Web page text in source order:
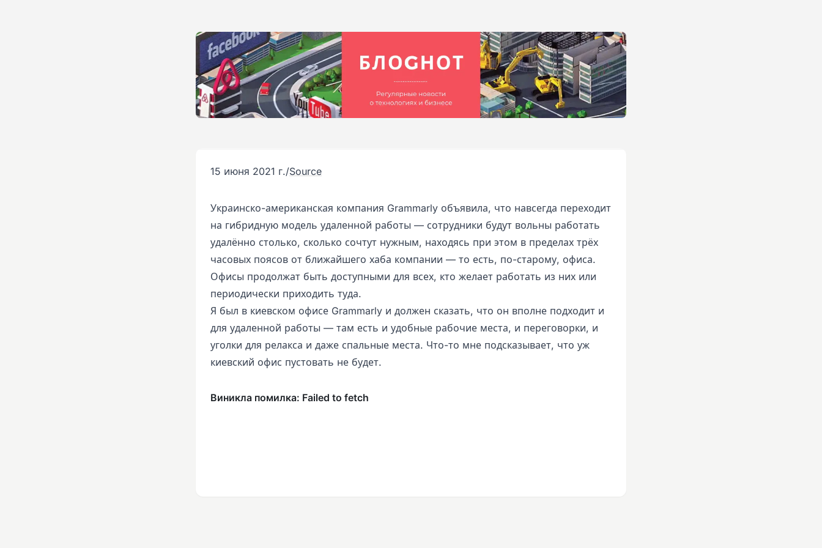
15 июня 2021 г./Source
Украинско-американская компания Grammarly объявила, что навсегда переходит
на гибридную модель удаленной работы — сотрудники будут вольны работать
удалённо столько, сколько сочтут нужным, находясь при этом в пределах трёх
часовых поясов от ближайшего хаба компании — то есть, по-старому, офиса.
Офисы продолжат быть доступными для всех, кто желает работать из них или
периодически приходить туда.
Я был в киевском офисе Grammarly и должен сказать, что он вполне подходит и
для удаленной работы — там есть и удобные рабочие места, и переговорки, и
уголки для релакса и даже спальные места. Что-то мне подсказывает, что уж
киевский офис пустовать не будет.